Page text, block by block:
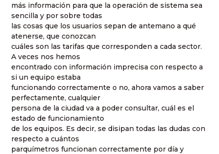
más información para que la operación de sistema sea
sencilla y por sobre todas
las cosas que los usuarios sepan de antemano a qué
atenerse, que conozcan
cuáles son las tarifas que corresponden a cada sector.
A veces nos hemos
encontrado con información imprecisa con respecto a
si un equipo estaba
funcionando correctamente o no, ahora vamos a saber
perfectamente, cualquier
persona de la ciudad va a poder consultar, cuál es el
estado de funcionamiento
de los equipos. Es decir, se disipan todas las dudas con
respecto a cuántos
parquímetros funcionan correctamente por día y